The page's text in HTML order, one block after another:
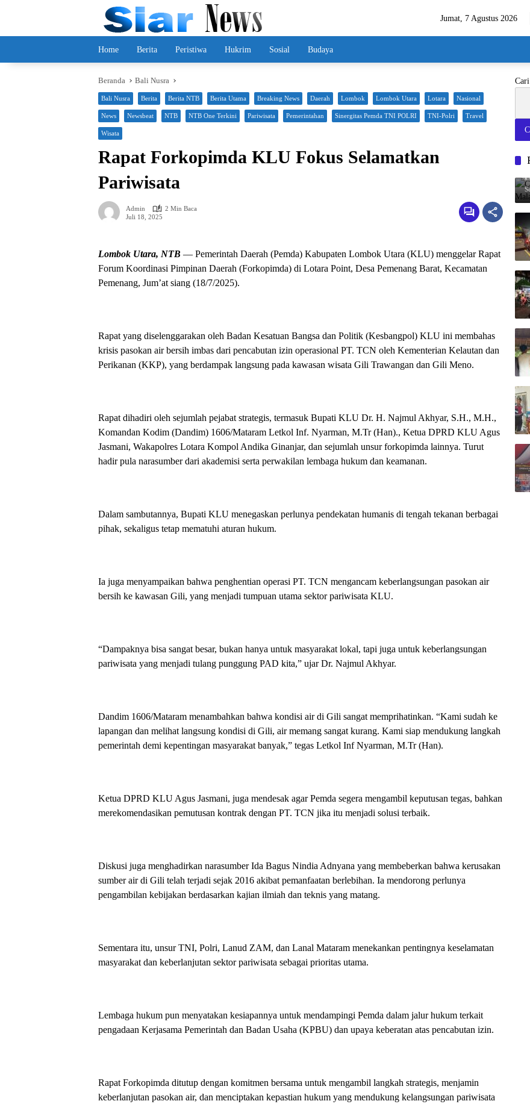
Jumat, 7 Agustus 2026
Home Berita Peristiwa Hukrim Sosial Budaya
Beranda Bali Nusra
Bali Nusra Berita Berita NTB Berita Utama Breaking News Daerah Lombok Lombok Utara Lotara Nasional
News Newsbeat NTB NTB One Terkini Pariwisata Pemerintahan Sinergitas Pemda TNI POLRI TNI-Polri Travel
Wisata
Rapat Forkopimda KLU Fokus Selamatkan
Pariwisata
Admin
2 Min Baca
Juli 18, 2025
Lombok Utara, NTB — Pemerintah Daerah (Pemda) Kabupaten Lombok Utara (KLU) menggelar Rapat
Forum Koordinasi Pimpinan Daerah (Forkopimda) di Lotara Point, Desa Pemenang Barat, Kecamatan
Pemenang, Jum’at siang (18/7/2025).
Rapat yang diselenggarakan oleh Badan Kesatuan Bangsa dan Politik (Kesbangpol) KLU ini membahas
krisis pasokan air bersih imbas dari pencabutan izin operasional PT. TCN oleh Kementerian Kelautan dan
Perikanan (KKP), yang berdampak langsung pada kawasan wisata Gili Trawangan dan Gili Meno.
Rapat dihadiri oleh sejumlah pejabat strategis, termasuk Bupati KLU Dr. H. Najmul Akhyar, S.H., M.H.,
Komandan Kodim (Dandim) 1606/Mataram Letkol Inf. Nyarman, M.Tr (Han)., Ketua DPRD KLU Agus
Jasmani, Wakapolres Lotara Kompol Andika Ginanjar, dan sejumlah unsur forkopimda lainnya. Turut
hadir pula narasumber dari akademisi serta perwakilan lembaga hukum dan keamanan.
Dalam sambutannya, Bupati KLU menegaskan perlunya pendekatan humanis di tengah tekanan berbagai
pihak, sekaligus tetap mematuhi aturan hukum.
Ia juga menyampaikan bahwa penghentian operasi PT. TCN mengancam keberlangsungan pasokan air
bersih ke kawasan Gili, yang menjadi tumpuan utama sektor pariwisata KLU.
“Dampaknya bisa sangat besar, bukan hanya untuk masyarakat lokal, tapi juga untuk keberlangsungan
pariwisata yang menjadi tulang punggung PAD kita,” ujar Dr. Najmul Akhyar.
Dandim 1606/Mataram menambahkan bahwa kondisi air di Gili sangat memprihatinkan. “Kami sudah ke
lapangan dan melihat langsung kondisi di Gili, air memang sangat kurang. Kami siap mendukung langkah
pemerintah demi kepentingan masyarakat banyak,” tegas Letkol Inf Nyarman, M.Tr (Han).
Ketua DPRD KLU Agus Jasmani, juga mendesak agar Pemda segera mengambil keputusan tegas, bahkan
merekomendasikan pemutusan kontrak dengan PT. TCN jika itu menjadi solusi terbaik.
Diskusi juga menghadirkan narasumber Ida Bagus Nindia Adnyana yang membeberkan bahwa kerusakan
sumber air di Gili telah terjadi sejak 2016 akibat pemanfaatan berlebihan. Ia mendorong perlunya
pengambilan kebijakan berdasarkan kajian ilmiah dan teknis yang matang.
Sementara itu, unsur TNI, Polri, Lanud ZAM, dan Lanal Mataram menekankan pentingnya keselamatan
masyarakat dan keberlanjutan sektor pariwisata sebagai prioritas utama.
Lembaga hukum pun menyatakan kesiapannya untuk mendampingi Pemda dalam jalur hukum terkait
pengadaan Kerjasama Pemerintah dan Badan Usaha (KPBU) dan upaya keberatan atas pencabutan izin.
Rapat Forkopimda ditutup dengan komitmen bersama untuk mengambil langkah strategis, menjamin
keberlanjutan pasokan air, dan menciptakan kepastian hukum yang mendukung kelangsungan pariwisata
Cari